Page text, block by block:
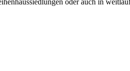
oder auch in